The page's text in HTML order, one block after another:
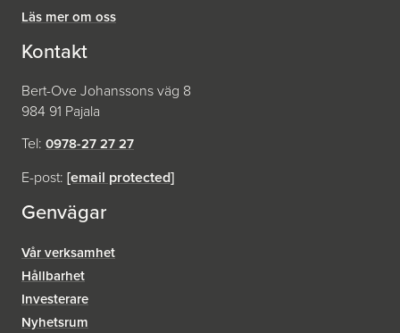
Läs mer om oss
Kontakt
Bert-Ove Johanssons väg 8
984 91 Pajala
Tel: 0978-27 27 27
E-post: [email protected]
Genvägar
Vår verksamhet
Hållbarhet
Investerare
Nyhetsrum